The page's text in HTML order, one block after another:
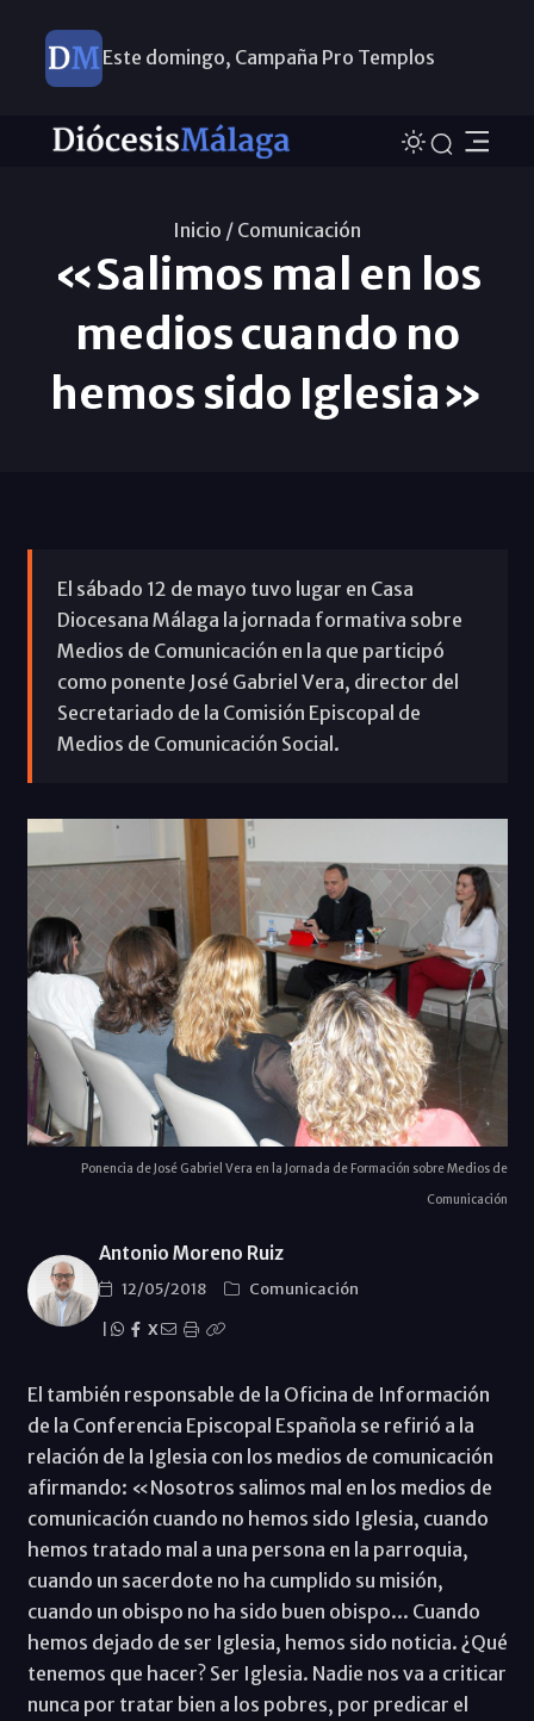
Este domingo, Campaña Pro Templos
Inicio / Comunicación
«Salimos mal en los
medios cuando no
hemos sido Iglesia»
El sábado 12 de mayo tuvo lugar en Casa
Diocesana Málaga la jornada formativa sobre
Medios de Comunicación en la que participó
como ponente José Gabriel Vera, director del
Secretariado de la Comisión Episcopal de
Medios de Comunicación Social.
Ponencia de José Gabriel Vera en la Jornada de Formación sobre Medios de
Comunicación
Antonio Moreno Ruiz
12/05/2018
Comunicación
X
El también responsable de la Oficina de Información
de la Conferencia Episcopal Española se refirió a la
relación de la Iglesia con los medios de comunicación
afirmando: «Nosotros salimos mal en los medios de
comunicación cuando no hemos sido Iglesia, cuando
hemos tratado mal a una persona en la parroquia,
cuando un sacerdote no ha cumplido su misión,
cuando un obispo no ha sido buen obispo... Cuando
hemos dejado de ser Iglesia, hemos sido noticia. ¿Qué
tenemos que hacer? Ser Iglesia. Nadie nos va a criticar
nunca por tratar bien a los pobres, por predicar el